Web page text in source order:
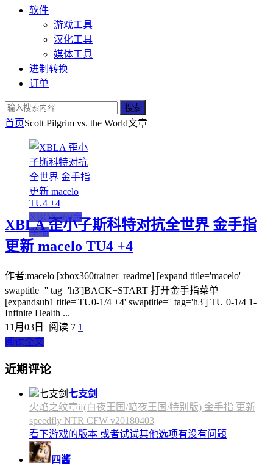
软件
游戏工具
汉化工具
媒体工具
进制转换
订单
搜索
首页Scott Pilgrim vs. the World文章
XBOX360金
手指
XBLA 歪小子斯科特对抗全世界 金手指
更新 macelo TU4 +4
作者:macelo [xbox360trainer_readme] [expand title='macelo'
swaptitle='' tag='h3']BACK+START 打开金手指菜单
[expandsub1 title='TU0-1/4 +4' swaptitle='' tag='h3'] TU 0-1/4 1-
Infinite Health ...
11月03日
阅读 7 1
阅读全文
近期评论
七支剑
火焰之纹章if(白夜王国/暗夜王国/特别版) 金手指 更新
speedfly NTR CFW v20180403
看下游戏的版本 或者试试其他选项有没有问题
四酱